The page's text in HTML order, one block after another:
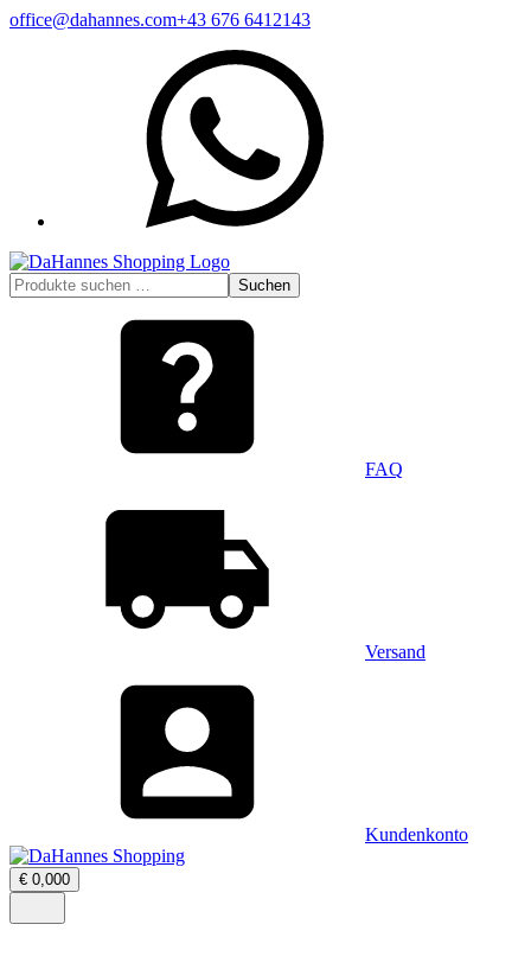
Zum
office@dahannes.com+43 676 6412143
Suchen
nach:
Suchen
FAQ
Versand
Kundenkonto
€ 0,000Warenkorb
öffnen
Menü